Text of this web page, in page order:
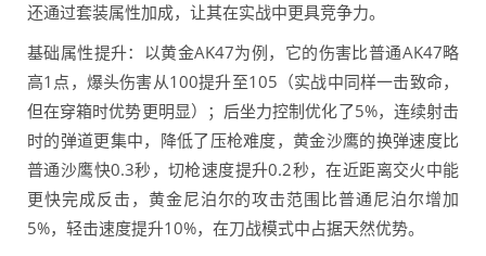
还通过套装属性加成，让其在实战中更具竞争力。
基础属性提升：以黄金AK47为例，它的伤害比普通AK47略
高1点，爆头伤害从100提升至105（实战中同样一击致命，
但在穿箱时优势更明显）；后坐力控制优化了5%，连续射击
时的弹道更集中，降低了压枪难度，黄金沙鹰的换弹速度比
普通沙鹰快0.3秒，切枪速度提升0.2秒，在近距离交火中能
更快完成反击，黄金尼泊尔的攻击范围比普通尼泊尔增加
5%，轻击速度提升10%，在刀战模式中占据天然优势。